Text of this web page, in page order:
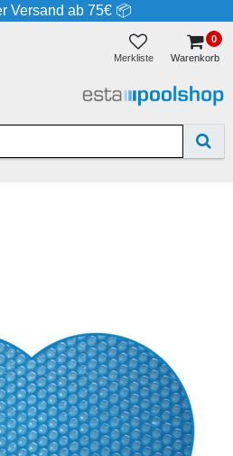
Versand ab 75€ 📦
Merkliste
0
Warenkorb